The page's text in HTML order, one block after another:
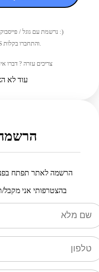
נרשמת עם גוגל / פייסבוק בעבר? מעכשיו מתחברים עם טלפון :)
קבלו סיסמה חדשה ב-SMS והתחברו בקלות.
צריכים עזרה ? דברו
עוד לא
הרשמה לאתר תפתח
בהצטרפותי אני